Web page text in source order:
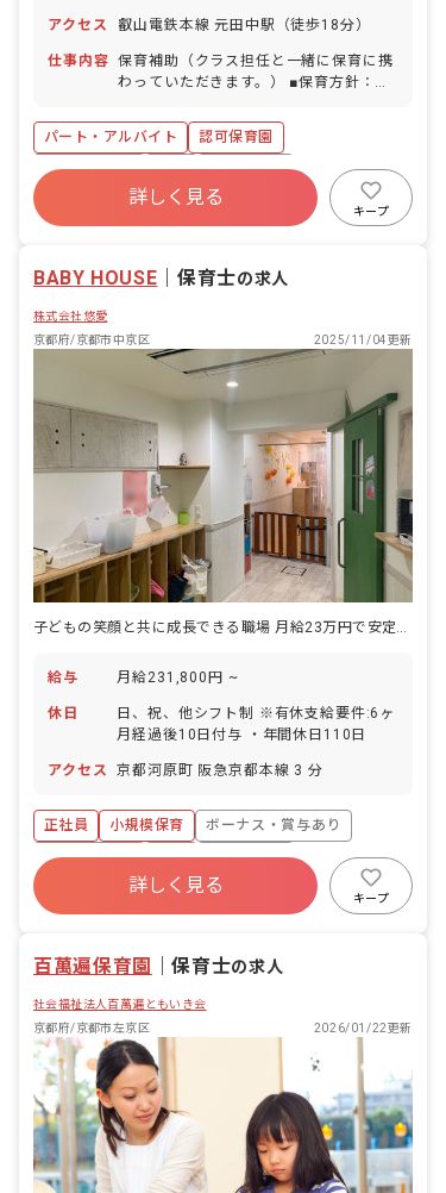
アクセス 叡山電鉄本線 元田中駅（徒歩18分）
仕事内容 保育補助（クラス担任と一緒に保育に携
わっていただきます。） ■保育方針：自
成ツール導入：あり ■保護者との連絡ア
プリ導入：あり ■園庭有無：あり
パート・アルバイト
認可保育園
社会保険完備
有給
残業少なめ
産休育休制度
社会福祉法人 未経験歓迎
詳しく見る
キープ
BABY HOUSE ｜保育士の求人
株式会社悠愛
京都府/京都市中京区
2025/11/04更新
子どもの笑顔と共に成長できる職場 月給23万円で安定した未来を描こう
給与 月給231,800円 ~
休日
日、祝、他シフト制 ※有休支給要件:6ヶ
月経過後10日付与 ・年間休日110日
アクセス 京都河原町 阪急京都本線 3 分
正社員 小規模保育
ボーナス・賞与あり
社会保険完備
有給
残業少なめ
昇給昇進あり
産休育休制度 乳児保育のみ
詳しく見る
キープ
百萬遍保育園 ｜保育士の求人
社会福祉法人百萬遍ともいき会
京都府/京都市左京区
2026/01/22更新